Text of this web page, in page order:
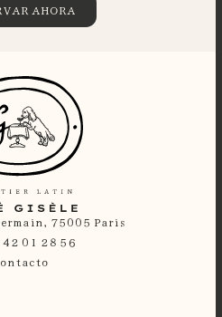
AHORA
75005 Paris
42 01 28 56